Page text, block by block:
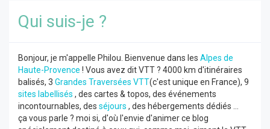
Qui suis-je ?
Bonjour, je m'appelle Philou. Bienvenue dans les Alpes de
Haute-Provence ! Vous avez dit VTT ? 4000 km d'itinéraires
balisés, 3 Grandes Traversées VTT(c'est unique en France), 9
sites labellisés , des cartes & topos, des événements
incontournables, des séjours , des hébergements dédiés ...
ça vous parle ? moi si, d'où l'envie d'animer ce blog